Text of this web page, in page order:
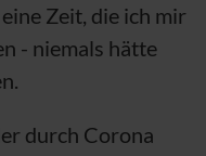
Zeit, die ich mir
- niemals hätte
durch Corona